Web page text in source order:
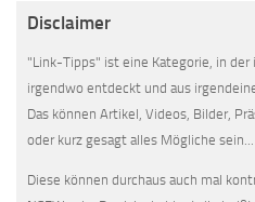
Disclaimer
"Link-Tipps" ist eine Kategorie, in der
irgendwo entdeckt und aus
Das können Artikel, Videos, Bilder,
oder kurz gesagt alles Mögliche sein...
Diese können durchaus auch mal